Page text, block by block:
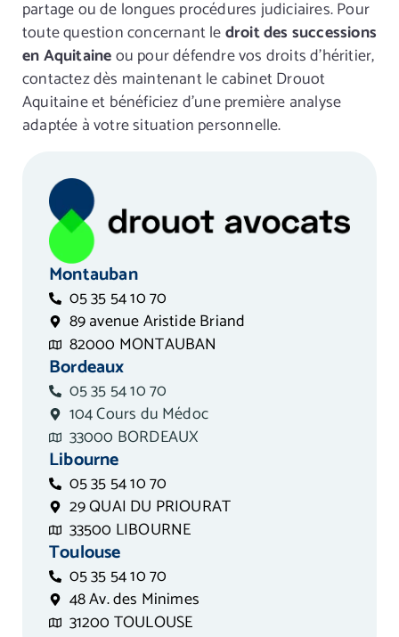
Montauban
05 35 54 10 70
89 avenue Aristide Briand
82000 MONTAUBAN
Bordeaux
05 35 54 10 70
104 Cours du Médoc
33000 BORDEAUX
Libourne
05 35 54 10 70
29 QUAI DU PRIOURAT
33500 LIBOURNE
Toulouse
05 35 54 10 70
48 Av. des Minimes
31200 TOULOUSE
partage ou de longues procédures judiciaires. Pour
toute question concernant ledroit des successions
en Aquitaineou pour défendre vos droits d’héritier,
contactez dès maintenant le cabinet Drouot
Aquitaine et bénéficiez d’une première analyse
adaptée à votre situation personnelle.